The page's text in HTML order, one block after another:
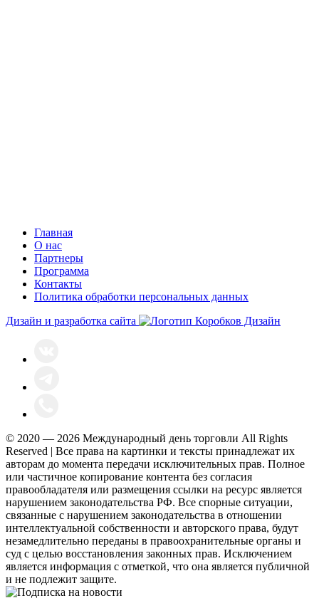
Главная
О нас
Партнеры
Программа
Контакты
Политика обработки персональных данных
Дизайн и разработка сайта
© 2020 — 2026 Международный день торговли All Rights
Reserved | Все права на картинки и тексты принадлежат их
авторам до момента передачи исключительных прав. Полное
или частичное копирование контента без согласия
правообладателя или размещения ссылки на ресурс является
нарушением законодательства РФ. Все спорные ситуации,
связанные с нарушением законодательства в отношении
интеллектуальной собственности и авторского права, будут
незамедлительно переданы в правоохранительные органы и
суд с целью восстановления законных прав. Исключением
является информация с отметкой, что она является публичной
и не подлежит защите.